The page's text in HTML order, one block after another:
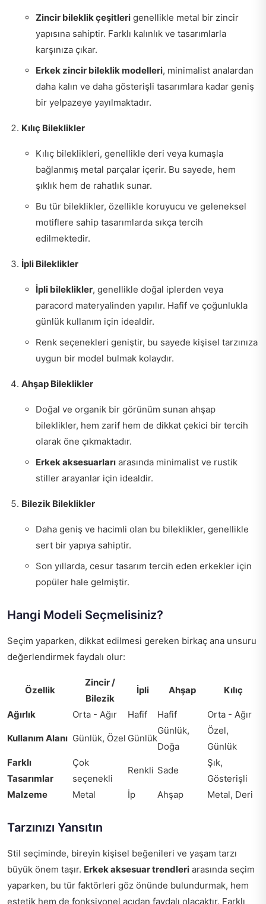
Zincir bileklik çeşitleri genellikle metal bir zincir
yapısına sahiptir. Farklı kalınlık ve tasarımlarla
karşınıza çıkar.
Erkek zincir bileklik modelleri, minimalist analardan
daha kalın ve daha gösterişli tasarımlara kadar geniş
bir yelpazeye yayılmaktadır.
Kılıç Bileklikler
Kılıç bileklikleri, genellikle deri veya kumaşla
bağlanmış metal parçalar içerir. Bu sayede, hem
şıklık hem de rahatlık sunar.
Bu tür bileklikler, özellikle koruyucu ve geleneksel
motiflere sahip tasarımlarda sıkça tercih
edilmektedir.
İpli Bileklikler
İpli bileklikler, genellikle doğal iplerden veya
paracord materyalinden yapılır. Hafif ve çoğunlukla
günlük kullanım için idealdir.
Renk seçenekleri geniştir, bu sayede kişisel tarzınıza
uygun bir model bulmak kolaydır.
Ahşap Bileklikler
Doğal ve organik bir görünüm sunan ahşap
bileklikler, hem zarif hem de dikkat çekici bir tercih
olarak öne çıkmaktadır.
Erkek aksesuarları arasında minimalist ve rustik
stiller arayanlar için idealdir.
Bilezik Bileklikler
Daha geniş ve hacimli olan bu bileklikler, genellikle
sert bir yapıya sahiptir.
Son yıllarda, cesur tasarım tercih eden erkekler için
popüler hale gelmiştir.
Hangi Modeli Seçmelisiniz?
Seçim yaparken, dikkat edilmesi gereken birkaç ana unsuru
değerlendirmek faydalı olur:
Özellik
Zincir /
Bilezik
İpli Ahşap Kılıç
Ağırlık Orta - Ağır Hafif Hafif Orta - Ağır
Kullanım Alanı Günlük, Özel Günlük
Günlük,
Doğa
Özel,
Günlük
Farklı
Tasarımlar
Çok
seçenekli
Renkli Sade
Şık,
Gösterişli
Malzeme
Metal İp Ahşap Metal, Deri
Tarzınızı Yansıtın
Stil seçiminde, bireyin kişisel beğenileri ve yaşam tarzı
büyük önem taşır. Erkek aksesuar trendleri arasında seçim
yaparken, bu tür faktörleri göz önünde bulundurmak, hem
estetik hem de fonksiyonel açıdan faydalı olacaktır. Farklı